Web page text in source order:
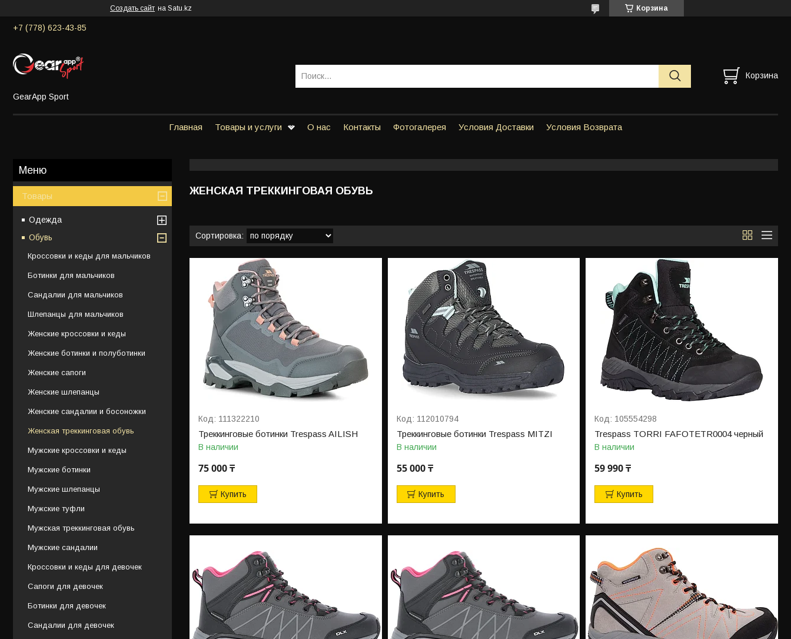
Создать сайт на Satu.kz Корзина
+7 (778) 623-43-85
GearApp Sport
Корзина
Главная Товары и услуги О нас Контакты Фотогалерея Условия Доставки Условия Возврата
ЖЕНСКАЯ ТРЕККИНГОВАЯ ОБУВЬ
111322210
Треккинговые ботинки Trespass AILISH
В наличии
75 000 ₸
Купить
112010794
Треккинговые ботинки Trespass MITZI
В наличии
55 000 ₸
Купить
105554298
Trespass TORRI FAFOTETR0004 черный
В наличии
59 990 ₸
Купить
Товары
Одежда
Обувь
Кроссовки и кеды для мальчиков
Ботинки для мальчиков
Сандалии для мальчиков
Шлепанцы для мальчиков
Женские кроссовки и кеды
Женские ботинки и полуботинки
Женские сапоги
Женские шлепанцы
Женские сандалии и босоножки
Женская треккинговая обувь
Мужские кроссовки и кеды
Мужские ботинки
Мужские шлепанцы
Мужские туфли
Мужская треккинговая обувь
Мужские сандалии
Кроссовки и кеды для девочек
Сапоги для девочек
Ботинки для девочек
Сандалии для девочек